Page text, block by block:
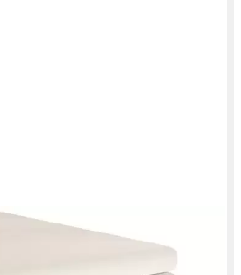
HECKETT AND LANE
Spannbettlaken Elementi Topper,